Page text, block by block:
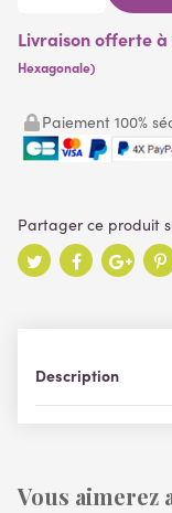
Livraison offerte
Hexagonale)
Paiement 100%
Description
Vous aimerez